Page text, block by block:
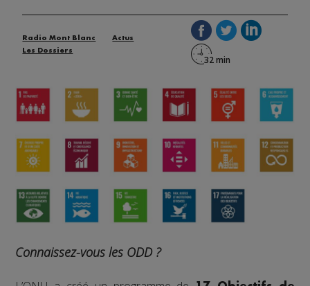
Radio Mont Blanc
Actus
Les Dossiers
Connaissez-vous les ODD ?